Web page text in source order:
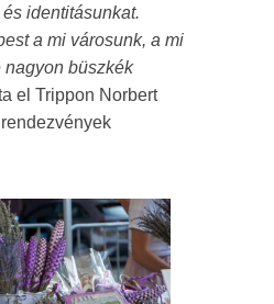
identitásunkat.
a mi városunk, a mi
nagyon büszkék
el Trippon Norbert